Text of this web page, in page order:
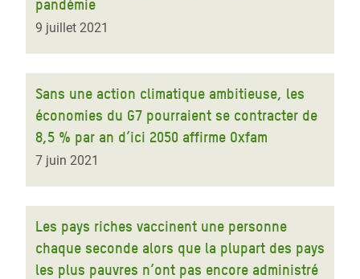
pandémie
9 juillet 2021
Sans une action climatique ambitieuse, les
économies du G7 pourraient se contracter de
8,5 % par an d’ici 2050 affirme Oxfam
7 juin 2021
Les pays riches vaccinent une personne
chaque seconde alors que la plupart des pays
les plus pauvres n’ont pas encore administré